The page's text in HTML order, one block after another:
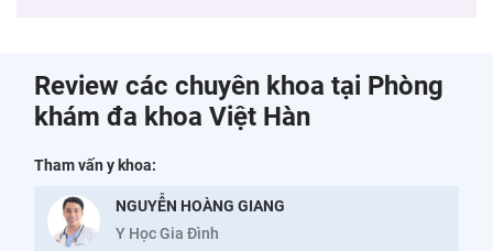
Review các chuyên khoa tại Phòng
khám đa khoa Việt Hàn
Tham vấn y khoa:
NGUYỄN HOÀNG GIANG
Y Học Gia Đình